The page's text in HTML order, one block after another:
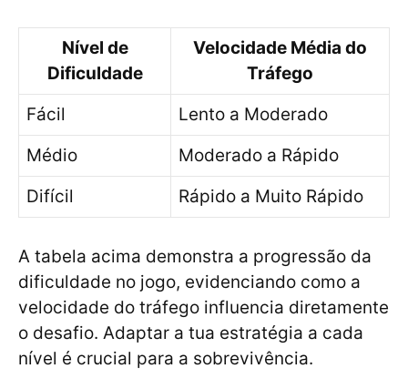
Nível de
Dificuldade
Velocidade Média do
Tráfego
Fácil
Lento a Moderado
Médio
Moderado a Rápido
Difícil
Rápido a Muito Rápido
A tabela acima demonstra a progressão da
dificuldade no jogo, evidenciando como a
velocidade do tráfego influencia diretamente
o desafio. Adaptar a tua estratégia a cada
nível é crucial para a sobrevivência.